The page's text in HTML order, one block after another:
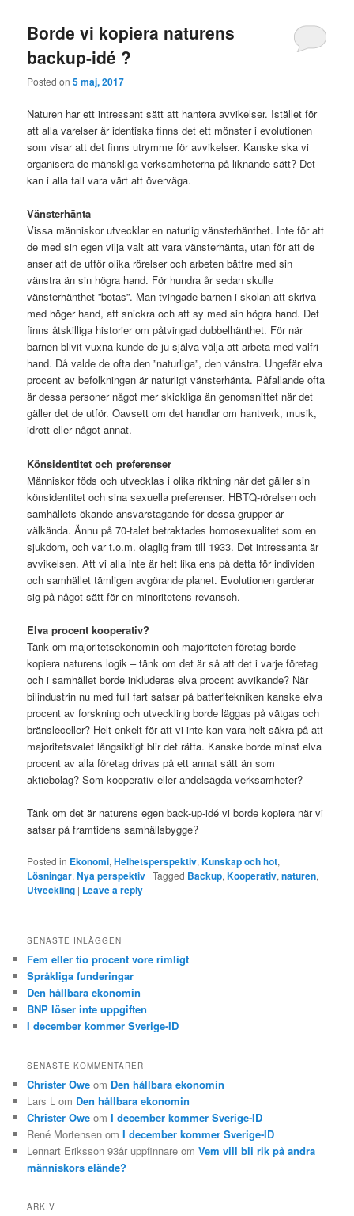
Borde vi kopiera naturens
backup-idé ?
Posted on5 maj, 2017
Naturen har ett intressant sätt att hantera avvikelser. Istället för
att alla varelser är identiska finns det ett mönster i evolutionen
som visar att det finns utrymme för avvikelser. Kanske ska vi
organisera de mänskliga verksamheterna på liknande sätt? Det
kan i alla fall vara värt att överväga.
Vänsterhänta
Vissa människor utvecklar en naturlig vänsterhänthet. Inte för att
de med sin egen vilja valt att vara vänsterhänta, utan för att de
anser att de utför olika rörelser och arbeten bättre med sin
vänstra än sin högra hand. För hundra år sedan skulle
vänsterhänthet ”botas”. Man tvingade barnen i skolan att skriva
med höger hand, att snickra och att sy med sin högra hand. Det
finns åtskilliga historier om påtvingad dubbelhänthet. För när
barnen blivit vuxna kunde de ju själva välja att arbeta med valfri
hand. Då valde de ofta den ”naturliga”, den vänstra. Ungefär elva
procent av befolkningen är naturligt vänsterhänta. Påfallande ofta
är dessa personer något mer skickliga än genomsnittet när det
gäller det de utför. Oavsett om det handlar om hantverk, musik,
idrott eller något annat.
Könsidentitet och preferenser
Människor föds och utvecklas i olika riktning när det gäller sin
könsidentitet och sina sexuella preferenser. HBTQ-rörelsen och
samhällets ökande ansvarstagande för dessa grupper är
välkända. Ännu på 70-talet betraktades homosexualitet som en
sjukdom, och var t.o.m. olaglig fram till 1933. Det intressanta är
avvikelsen. Att vi alla inte är helt lika ens på detta för individen
och samhället tämligen avgörande planet. Evolutionen garderar
sig på något sätt för en minoritetens revansch.
Elva procent kooperativ?
Tänk om majoritetsekonomin och majoriteten företag borde
kopiera naturens logik – tänk om det är så att det i varje företag
och i samhället borde inkluderas elva procent avvikande? När
bilindustrin nu med full fart satsar på batteritekniken kanske elva
procent av forskning och utveckling borde läggas på vätgas och
bränsleceller? Helt enkelt för att vi inte kan vara helt säkra på att
majoritetsvalet långsiktigt blir det rätta. Kanske borde minst elva
procent av alla företag drivas på ett annat sätt än som
aktiebolag? Som kooperativ eller andelsägda verksamheter?
Tänk om det är naturens egen back-up-idé vi borde kopiera när vi
satsar på framtidens samhällsbygge?
Posted in Ekonomi,Helhetsperspektiv,Kunskap och hot,
Lösningar,Nya perspektiv |Tagged Backup,Kooperativ,naturen,
Utveckling | Leave a reply
SENASTE INLÄGGEN
Fem eller tio procent vore rimligt
Språkliga funderingar
Den hållbara ekonomin
BNP löser inte uppgiften
I december kommer Sverige-ID
SENASTE KOMMENTARER
Christer Owe om Den hållbara ekonomin
Lars L om Den hållbara ekonomin
Christer Owe omI december kommer Sverige-ID
René Mortensen omI december kommer Sverige-ID
Lennart Eriksson 93år uppfinnare omVem vill bli rik på andra
människors elände?
ARKIV